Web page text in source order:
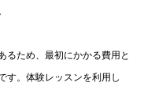
るため、最初にかかる費用と
す。体験レッスンを利用し